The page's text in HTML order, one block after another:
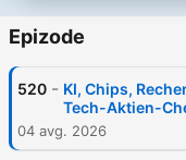
Epizode
520 - KI, Chips,
Tech-Aktien-
04 avg. 2026